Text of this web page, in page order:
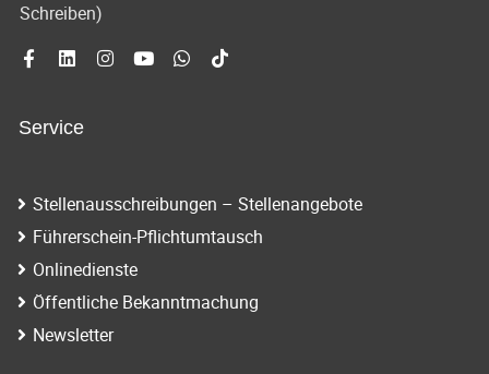
Schreiben)
Service
Stellenausschreibungen – Stellenangebote
Führerschein-Pflichtumtausch
Onlinedienste
Öffentliche Bekanntmachung
Newsletter